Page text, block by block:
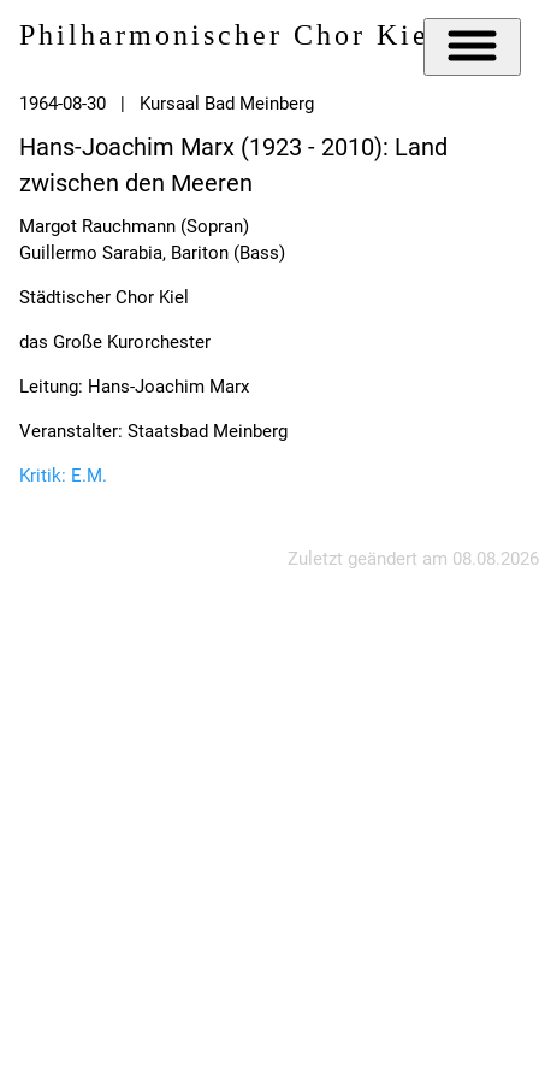
Philharmonischer Chor Kiel e.V.
1964-08-30 | Kursaal Bad Meinberg
Hans-Joachim Marx (1923 - 2010): Land
zwischen den Meeren
Margot Rauchmann (Sopran)
Guillermo Sarabia, Bariton (Bass)
Städtischer Chor Kiel
das Große Kurorchester
Leitung: Hans-Joachim Marx
Veranstalter: Staatsbad Meinberg
Kritik: E.M.
Zuletzt geändert am 08.08.2026